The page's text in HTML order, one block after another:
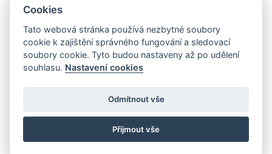
Copyright © 2013 - 2026 Městský úřad Orlová
Cookies
Tato webová stránka používá nezbytné soubory
cookie k zajištění správného fungování a sledovací
soubory cookie. Tyto budou nastaveny až po udělení
souhlasu. Nastavení cookies
Odmítnout vše
Přijmout vše